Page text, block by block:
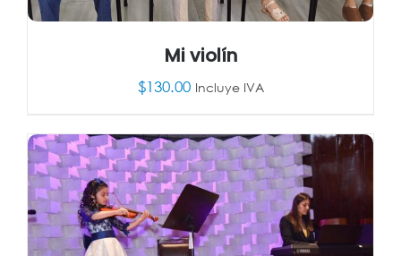
AÑADIR AL CARRITO / DETALLES
Mi violín
$130.00 Incluye IVA